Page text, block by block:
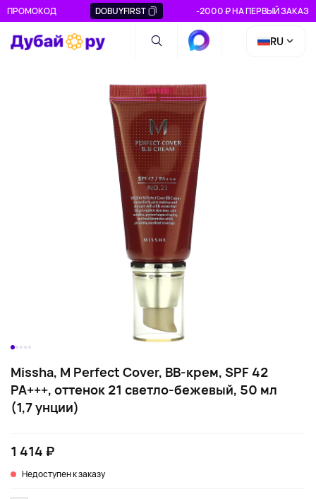
ПРОМОКОД DOBUYFIRST -2000 ₽ НА ПЕРВЫЙ ЗАКАЗ
RU
Missha, M Perfect Cover, BB-крем, SPF 42
PA+++, оттенок 21 светло-бежевый, 50 мл
(1,7 унции)
1 414 ₽
Недоступен к заказу